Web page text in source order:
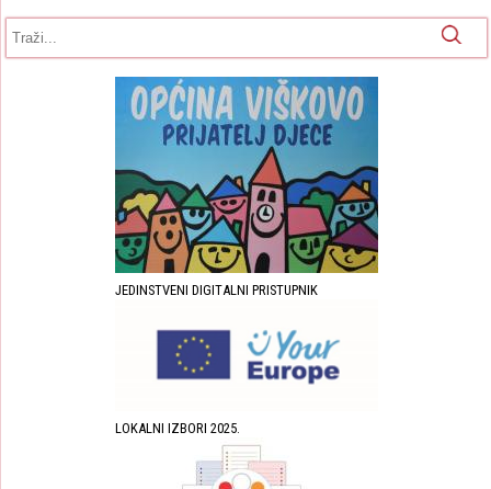
Obrazac pretrage
JEDINSTVENI DIGITALNI PRISTUPNIK
LOKALNI IZBORI 2025.